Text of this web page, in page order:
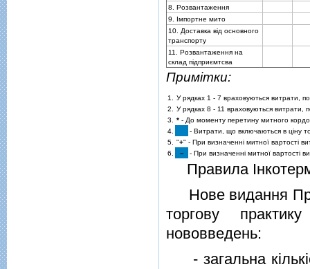
8. Розвантаження
9. Iмпортне мито
10. Доставка вiд основного
транспорту
11. Розвантаження на
склад пiдприємтсва
Примiтки:
1.
У рядках 1 - 7 враховуються витрати,
2.
У рядках 8 - 11 враховуються витрати,
3.
* - До моменту перетину митного
4.
- Витрати, що включаються в цiну
5.
"+" - При визначеннi митної вартостi
6.
– - При визначеннi митної вартостi
Правила
Нове видання
торгову
нововведень:
- загальна